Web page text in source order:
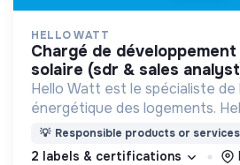
HELLO WATT
chargé de développement commercial
solaire (sdr & sales
Hello Watt est le spécialiste de
énergétique des logements.
transition énergétique en la
plus intelligente et plus
💡 Responsible products or services
2 labels & certifications